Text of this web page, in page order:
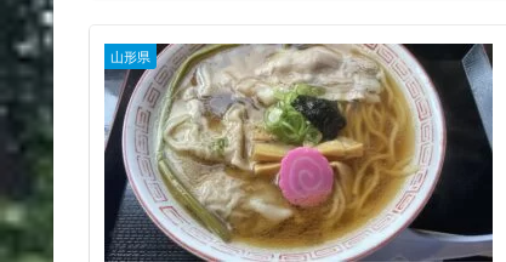
山形県